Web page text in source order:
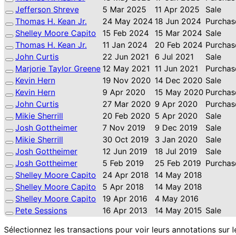
Jefferson Shreve
5 Mar 2025 11 Apr 2025 Sale
Thomas H. Kean Jr.
24 May 2024 18 Jun 2024
Shelley Moore Capito
15 Feb 2024 15 Mar 2024 Sale
Thomas H. Kean Jr.
11 Jan 2024 20 Feb 2024
John Curtis
22 Jun 2021 6 Jul 2021 Sale
Marjorie Taylor Greene 12 May 2021 11 Jun 2021
Kevin Hern
19 Nov 2020 14 Dec 2020 Sale
Kevin Hern
9 Apr 2020 15 May 2020
John Curtis
27 Mar 2020 9 Apr 2020
Mikie Sherrill
20 Feb 2020 5 Apr 2020 Sale
Josh Gottheimer
7 Nov 2019 9 Dec 2019 Sale
Mikie Sherrill
30 Oct 2019 3 Jan 2020 Sale
Josh Gottheimer
12 Jun 2019 18 Jul 2019 Sale
Josh Gottheimer
5 Feb 2019 25 Feb 2019
Shelley Moore Capito
24 Apr 2018 14 May 2018
Shelley Moore Capito
5 Apr 2018 14 May 2018
Shelley Moore Capito
19 Apr 2016 4 May 2016
Pete Sessions
16 Apr 2013 14 May 2015 Sale
Sélectionnez les transactions pour voir leurs annotations sur